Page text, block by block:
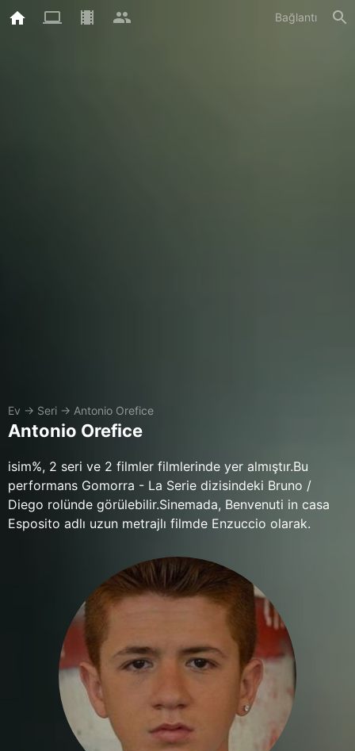
Bağlantı
Ev → Seri → Antonio Orefice
Antonio Orefice
isim%, 2 seri ve 2 filmler filmlerinde yer almıştır.Bu
performans Gomorra - La Serie dizisindeki Bruno /
Diego rolünde görülebilir.Sinemada, Benvenuti in casa
Esposito adlı uzun metrajlı filmde Enzuccio olarak.